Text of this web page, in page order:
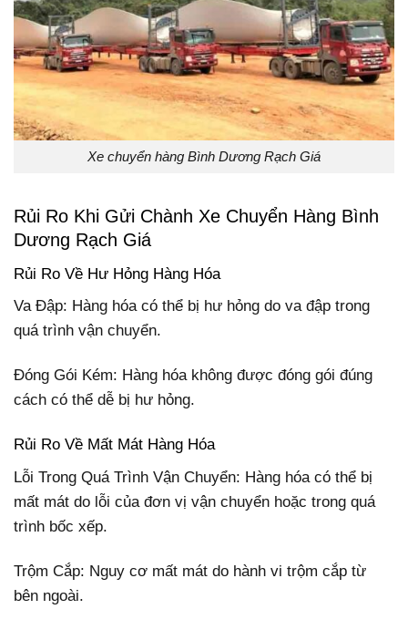
Xe chuyển hàng Bình Dương Rạch Giá
Rủi Ro Khi Gửi Chành Xe Chuyển Hàng Bình
Dương Rạch Giá
Rủi Ro Về Hư Hỏng Hàng Hóa
Va Đập: Hàng hóa có thể bị hư hỏng do va đập trong
quá trình vận chuyển.
Đóng Gói Kém: Hàng hóa không được đóng gói đúng
cách có thể dễ bị hư hỏng.
Rủi Ro Về Mất Mát Hàng Hóa
Lỗi Trong Quá Trình Vận Chuyển: Hàng hóa có thể bị
mất mát do lỗi của đơn vị vận chuyển hoặc trong quá
trình bốc xếp.
Trộm Cắp: Nguy cơ mất mát do hành vi trộm cắp từ
bên ngoài.